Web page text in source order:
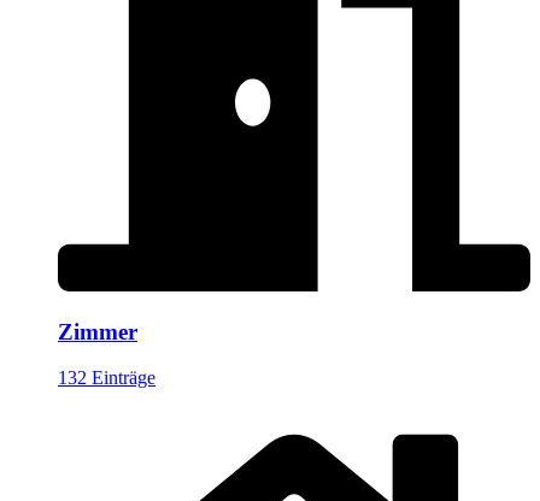
Zimmer
132 Einträge